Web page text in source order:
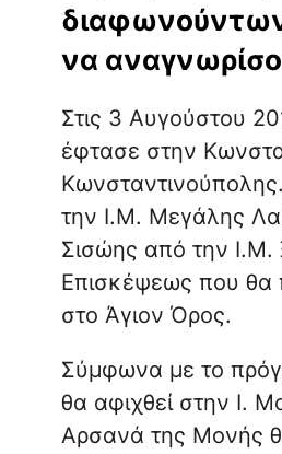
να
Στις 3 Αυγούστου
έφτασε στην
την Ι.Μ. Μεγάλης
Σισώης από την Ι.Μ.
Επισκέψεως που θα
στο Άγιον Όρος.
Σύμφωνα με το
θα αφιχθεί στην Ι.
Αρσανά της Μονής